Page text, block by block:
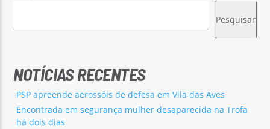
Pesquisar
NOTÍCIAS RECENTES
PSP apreende aerossóis de defesa em Vila das Aves
Encontrada em segurança mulher desaparecida na Trofa
há dois dias